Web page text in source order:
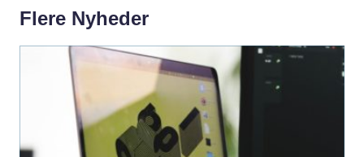
Flere Nyheder